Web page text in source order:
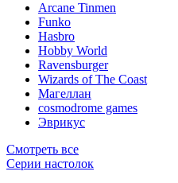
Arcane Tinmen
Funko
Hasbro
Hobby World
Ravensburger
Wizards of The Coast
Магеллан
сosmodrome games
Эврикус
Смотреть все
Серии настолок